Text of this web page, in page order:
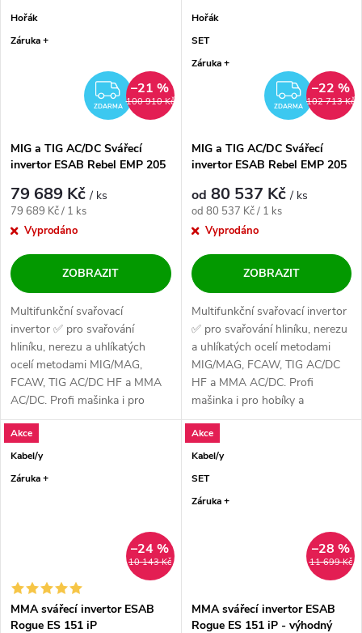
Hořák
Záruka +
ZDARMA
ZDARMA 100 910 Kč
–21 %
MIG a TIG AC/DC Svářecí
invertor ESAB Rebel EMP 205
79 689 Kč/ ks
Měrná cena:
79 689 Kč / 1 ks
Vyprodáno
ZOBRAZIT
Multifunkční svařovací
invertor ✅ pro svařování
hliníku, nerezu a uhlíkatých
ocelí metodami MIG/MAG,
FCAW, TIG AC/DC HF a MMA
AC/DC. Profi mašinka i pro
hobíky a...
Hořák
SET
Záruka +
ZDARMA 102 713 Kč
–22 %
MIG a TIG AC/DC Svářecí
invertor ESAB Rebel EMP 205
od 80 537 Kč/ ks
Měrná cena:
od 80 537 Kč / 1 ks
Vyprodáno
ZOBRAZIT
Multifunkční svařovací invertor
✅ pro svařování hliníku, nerezu
a uhlíkatých ocelí metodami
MIG/MAG, FCAW, TIG AC/DC
HF a MMA AC/DC. Profi
mašinka i pro hobíky a
nadšence....
Akce
Kabel/y
Záruka +
10 143 Kč
–24 %
MMA svářecí invertor ESAB
Rogue ES 151 iP
Akce
Kabel/y
SET
Záruka +
11 699 Kč
–28 %
MMA svářecí invertor ESAB
Rogue ES 151 iP - výhodný